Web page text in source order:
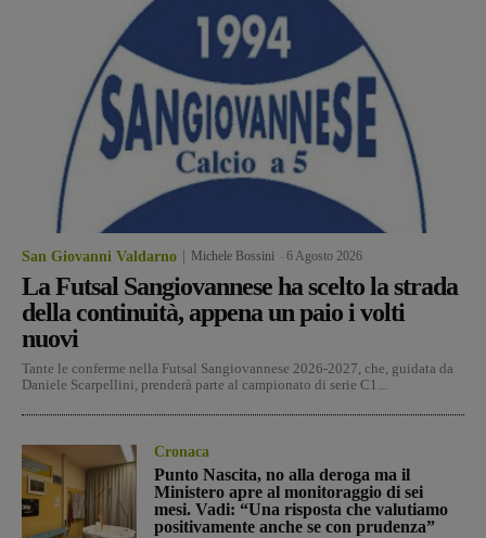
San Giovanni Valdarno Michele Bossini 6 Agosto 2026
La Futsal Sangiovannese ha scelto la strada
della continuità, appena un paio i volti
nuovi
Tante le conferme nella Futsal Sangiovannese 2026-2027, che, guidata da
Daniele Scarpellini, prenderà parte al campionato di serie C1...
Cronaca
Punto Nascita, no alla deroga ma il
Ministero apre al monitoraggio di sei
mesi. Vadi: “Una risposta che valutiamo
positivamente anche se con prudenza”